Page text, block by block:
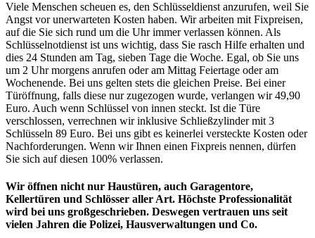
Viele Menschen scheuen es, den Schlüsseldienst anzurufen, weil Sie
Angst vor unerwarteten Kosten haben. Wir arbeiten mit Fixpreisen,
auf die Sie sich rund um die Uhr immer verlassen können. Als
Schlüsselnotdienst ist uns wichtig, dass Sie rasch Hilfe erhalten und
dies 24 Stunden am Tag, sieben Tage die Woche. Egal, ob Sie uns
um 2 Uhr morgens anrufen oder am Mittag Feiertage oder am
Wochenende. Bei uns gelten stets die gleichen Preise. Bei einer
Türöffnung, falls diese nur zugezogen wurde, verlangen wir 49,90
Euro. Auch wenn Schlüssel von innen steckt. Ist die Türe
verschlossen, verrechnen wir inklusive Schließzylinder mit 3
Schlüsseln 89 Euro. Bei uns gibt es keinerlei versteckte Kosten oder
Nachforderungen. Wenn wir Ihnen einen Fixpreis nennen, dürfen
Sie sich auf diesen 100% verlassen.
Wir öffnen nicht nur Haustüren, auch Garagentore,
Kellertüren und Schlösser aller Art. Höchste Professionalität
wird bei uns großgeschrieben. Deswegen vertrauen uns seit
vielen Jahren die Polizei, Hausverwaltungen und Co.